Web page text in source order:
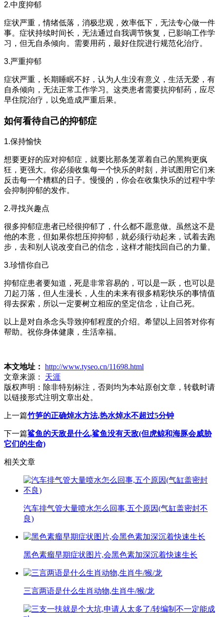
2.中度抑郁
症状严重，情绪低落，消极悲观，效率低下，无法专心做一件
事。症状持续时间长，无法通过自我调节恢复，已影响工作学
习，但无自杀倾向。需要用药，最好住院进行规范化治疗。
3.严重抑郁
症状严重，长期睡眠不好，认为人生没有意义，生活无爱，有
自杀倾向，无法正常工作学习。这类患者需要抗抑郁药，应尽
早住院治疗，以免造成严重后果。
如何看待自己的抑郁症
1.保持愉快
想要更好的应对抑郁症，就要比那条笼罩着自己的黑狗更疯
狂，更强大。你必须收集每一个快乐的时刻，并试图用它们来
反击每一个糟糕的日子。慢慢的，你会在收集快乐的过程中学
会抑制抑郁的发作。
2.寻找兴趣点
很多抑郁症患者已经很抑郁了，什么都不愿意做。虽然这不是
他的本意，但如果你想压抑抑郁，就必须行动起来，试着去跑
步，去和别人说改变自己的信念，这样才能找回自己的力量。
3.珍惜你自己
抑郁症患者要知道，死是非常容易的，可以是一跃，也可以是
刀起刀落，但人生漫长，人生的未来有很多精彩快乐的事情值
得去探索，所以一定要树立相应的坚定信念，让自己死。
以上是对自杀念头导致抑郁程度的介绍。希望以上回答对你有
帮助。祝你身体健康，生活幸福。
本文地址： http://www.tyseo.cn/11698.html
文章来源：
天涯
版权声明： 除非特别标注，否则均为本站原创文章，转载时请
以链接形式注明文章出处。
上一篇竹笋的正确焯水方法,热水焯水不超过5分钟
下一篇鲨鱼的天敌是什么,鲨鱼没有天敌(但虎鲸和海豚会威胁
它们的生命)
相关文章
汽车排气管大量喷水怎么回事,五个原因(气缸盖密封不
良)
黑色素瘤早期症状图片,会黑色素加深沉着快速生长
三言两语是什么生肖动物,生肖牛/猴/龙